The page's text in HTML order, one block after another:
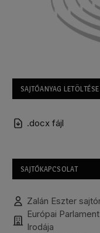
SAJTÓANYAG LETÖLTÉSE
.docx fájl
SAJTÓKAPCSOLAT
Zalán Eszter
Európai
Irodája